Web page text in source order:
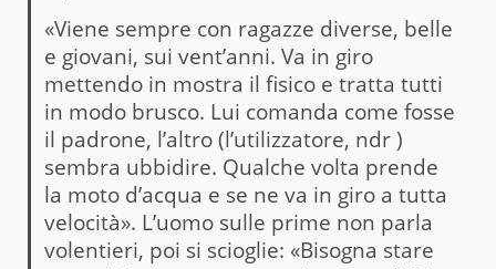
«Viene sempre con ragazze diverse, belle
e giovani, sui vent’anni. Va in giro
mettendo in mostra il fisico e tratta tutti
in modo brusco. Lui comanda come fosse
il padrone, l’altro (l’utilizzatore, ndr )
sembra ubbidire. Qualche volta prende
la moto d’acqua e se ne va in giro a tutta
velocità». L’uomo sulle prime non parla
volentieri, poi si scioglie: «Bisogna stare